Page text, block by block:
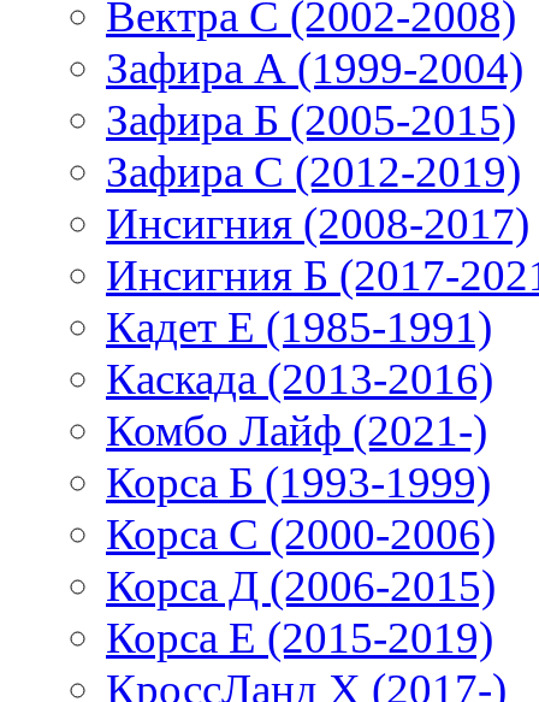
Вектра С (2002-2008)
Зафира А (1999-2004)
Зафира Б (2005-2015)
Зафира С (2012-2019)
Инсигния (2008-2017)
Инсигния Б (2017-
Кадет Е (1985-1991)
Каскада (2013-2016)
Комбо Лайф (2021-)
Корса Б (1993-1999)
Корса С (2000-2006)
Корса Д (2006-2015)
Корса E (2015-2019)
КроссЛанд X (2017-)